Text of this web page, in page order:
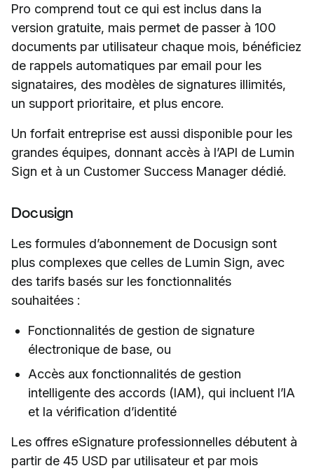
Pro comprend tout ce qui est inclus dans la
version gratuite, mais permet de passer à 100
documents par utilisateur chaque mois, bénéficiez
de rappels automatiques par email pour les
signataires, des modèles de signatures illimités,
un support prioritaire, et plus encore.
Un forfait entreprise est aussi disponible pour les
grandes équipes, donnant accès à l’API de Lumin
Sign et à un Customer Success Manager dédié.
Docusign
Les formules d’abonnement de Docusign sont
plus complexes que celles de Lumin Sign, avec
des tarifs basés sur les fonctionnalités
souhaitées :
Fonctionnalités de gestion de signature
électronique de base, ou
Accès aux fonctionnalités de gestion
intelligente des accords (IAM), qui incluent l’IA
et la vérification d’identité
Les offres eSignature professionnelles débutent à
partir de 45 USD par utilisateur et par mois